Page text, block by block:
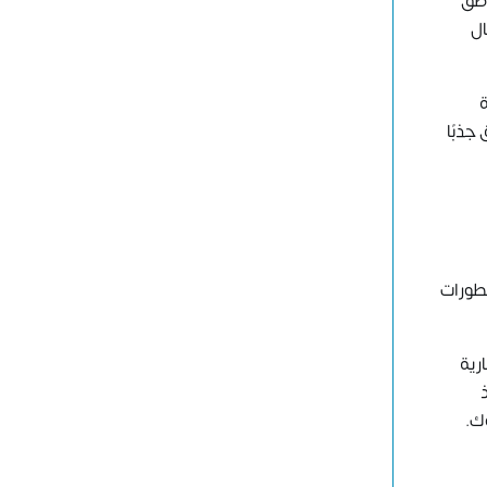
جذبًا